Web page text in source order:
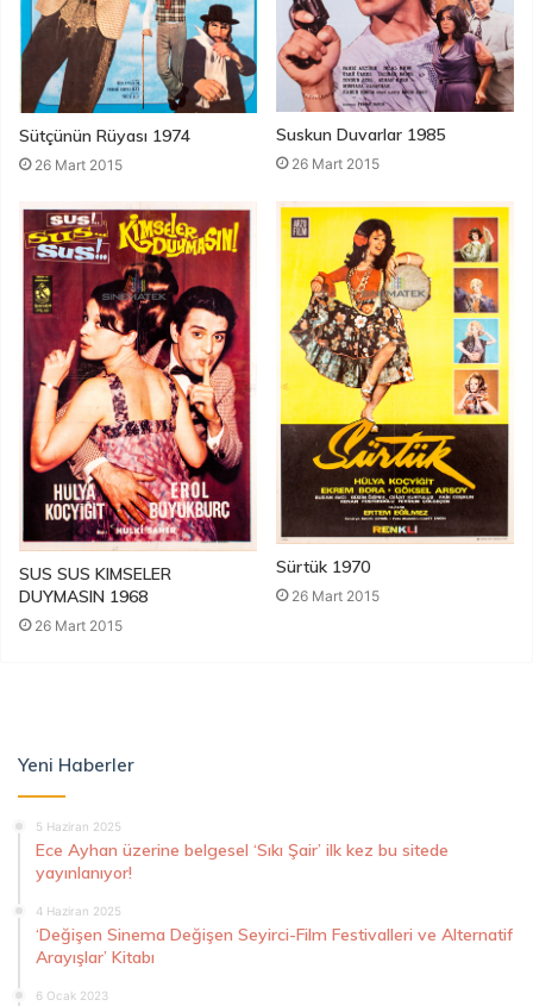
Sütçünün Rüyası 1974
26 Mart 2015
Suskun Duvarlar 1985
26 Mart 2015
SUS SUS KIMSELER
DUYMASIN 1968
26 Mart 2015
Sürtük 1970
26 Mart 2015
Yeni Haberler
5 Haziran 2025
Ece Ayhan üzerine belgesel ‘Sıkı Şair’ ilk kez bu sitede
yayınlanıyor!
4 Haziran 2025
‘Değişen Sinema Değişen Seyirci-Film Festivalleri ve Alternatif
Arayışlar’ Kitabı
6 Ocak 2023